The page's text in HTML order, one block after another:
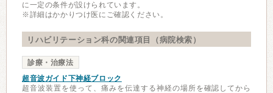
に一定の条件が設けられています。
※詳細はかかりつけ医にご確認ください。
リハビリテーション科の関連項目（病院検索）
診療・治療法
超音波ガイド下神経ブロック
超音波装置を使って、痛みを伝達する神経の場所を確認してから